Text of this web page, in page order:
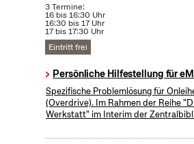
3 Termine:
16 bis 16:30 Uhr
16:30 bis 17 Uhr
17 bis 17:30 Uhr
Eintritt frei
Persönliche Hilfestellung für
Spezifische Problemlösung für
(Overdrive). Im Rahmen der Reihe
Werkstatt" im Interim der